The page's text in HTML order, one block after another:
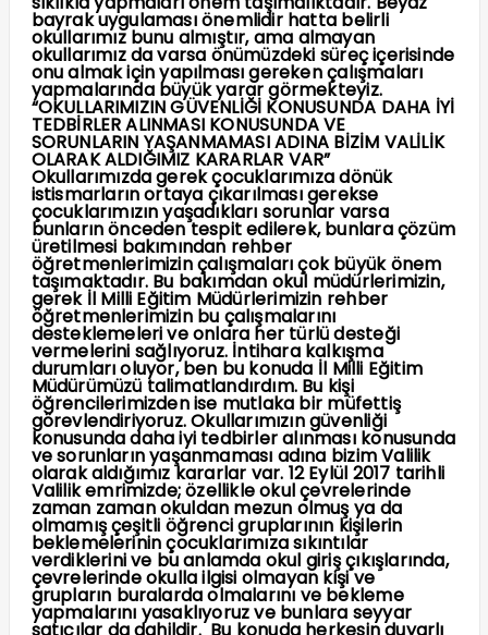
bayrak uygulaması önemlidir hatta belirli
okullarımız bunu almıştır, ama almayan
okullarımız da varsa önümüzdeki süreç içerisinde
onu almak için yapılması gereken çalışmaları
yapmalarında büyük yarar görmekteyiz.
“OKULLARIMIZIN GÜVENLİĞİ KONUSUNDA DAHA İYİ
TEDBİRLER ALINMASI KONUSUNDA VE
SORUNLARIN YAŞANMAMASI ADINA BİZİM VALİLİK
OLARAK ALDIĞIMIZ KARARLAR VAR”
Okullarımızda gerek çocuklarımıza dönük
istismarların ortaya çıkarılması gerekse
çocuklarımızın yaşadıkları sorunlar varsa
bunların önceden tespit edilerek, bunlara çözüm
üretilmesi bakımından rehber
öğretmenlerimizin çalışmaları çok büyük önem
taşımaktadır. Bu bakımdan okul müdürlerimizin,
gerek İl Milli Eğitim Müdürlerimizin rehber
öğretmenlerimizin bu çalışmalarını
desteklemeleri ve onlara her türlü desteği
vermelerini sağlıyoruz. İntihara kalkışma
durumları oluyor, ben bu konuda İl Milli Eğitim
Müdürümüzü talimatlandırdım. Bu kişi
öğrencilerimizden ise mutlaka bir müfettiş
görevlendiriyoruz. Okullarımızın güvenliği
konusunda daha iyi tedbirler alınması konusunda
ve sorunların yaşanmaması adına bizim Valilik
olarak aldığımız kararlar var. 12 Eylül 2017 tarihli
Valilik emrimizde; özellikle okul çevrelerinde
zaman zaman okuldan mezun olmuş ya da
olmamış çeşitli öğrenci gruplarının kişilerin
beklemelerinin çocuklarımıza sıkıntılar
verdiklerini ve bu anlamda okul giriş çıkışlarında,
çevrelerinde okulla ilgisi olmayan kişi ve
grupların buralarda olmalarını ve bekleme
yapmalarını yasaklıyoruz ve bunlara seyyar